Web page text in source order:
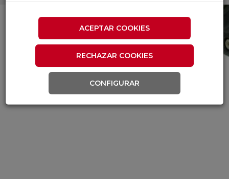
ACEPTAR COOKIES
RECHAZAR COOKIES
CONFIGURAR